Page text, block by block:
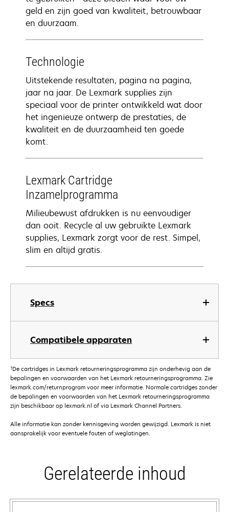
Specs
Compatibele apparaten
geld en zijn goed van kwaliteit, betrouwbaar
en duurzaam.
Technologie
Uitstekende resultaten, pagina na pagina,
jaar na jaar. De Lexmark supplies zijn
speciaal voor de printer ontwikkeld wat door
het ingenieuze ontwerp de prestaties, de
kwaliteit en de duurzaamheid ten goede
komt.
Lexmark Cartridge
Inzamelprogramma
Milieubewust afdrukken is nu eenvoudiger
dan ooit. Recycle al uw gebruikte Lexmark
supplies, Lexmark zorgt voor de rest. Simpel,
slim en altijd gratis.
†De cartridges in Lexmark retourneringsprogramma zijn onderhevig aan de
bepalingen en voorwaarden van het Lexmark retourneringsprogramma. Zie
lexmark.com/returnprogram voor meer informatie. Normale cartridges zonder
de bepalingen en voorwaarden van het Lexmark retourneringsprogramma
zijn beschikbaar op lexmark.nl of via Lexmark Channel Partners.
Alle informatie kan zonder kennisgeving worden gewijzigd. Lexmark is niet
aansprakelijk voor eventuele fouten of weglatingen.
Gerelateerde inhoud